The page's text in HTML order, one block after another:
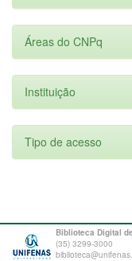
Áreas do CNPq
Instituição
Tipo de acesso
Biblioteca Digital
(35) 3299-3000